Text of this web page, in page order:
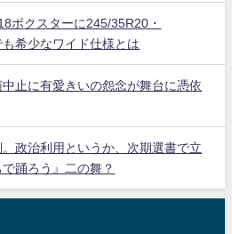
ボクスターに245/35R20・
希少なワイド仕様とは
中止に有愛きいの怨念が舞台に憑依
。政治利用というか、次期選書で立
踊ろう』二の舞？